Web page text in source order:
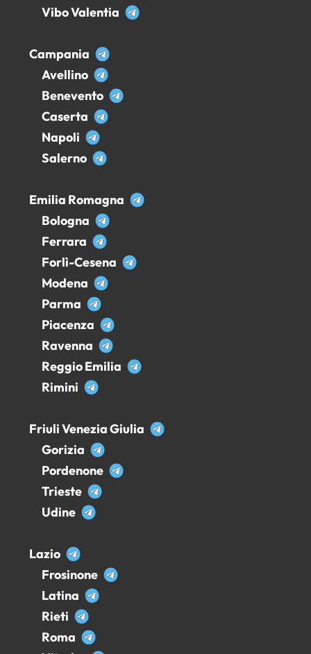
Vibo Valentia
Campania
Avellino
Benevento
Caserta
Napoli
Salerno
Emilia Romagna
Bologna
Ferrara
Forlì-Cesena
Modena
Parma
Piacenza
Ravenna
Reggio Emilia
Rimini
Friuli Venezia Giulia
Gorizia
Pordenone
Trieste
Udine
Lazio
Frosinone
Latina
Rieti
Roma